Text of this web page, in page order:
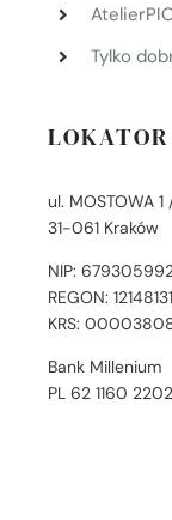
Tylko
ul. MOSTOWA 1
31-061 Kraków
NIP:
REGON:
KRS:
Bank Millenium
PL 62 1160